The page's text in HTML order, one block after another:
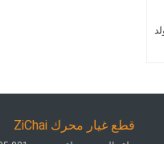
قطع غيار محرك ZiChai